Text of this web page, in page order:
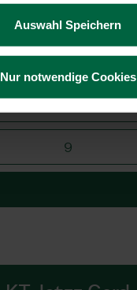
Auswahl Speichern
Nur notwendige Cookies